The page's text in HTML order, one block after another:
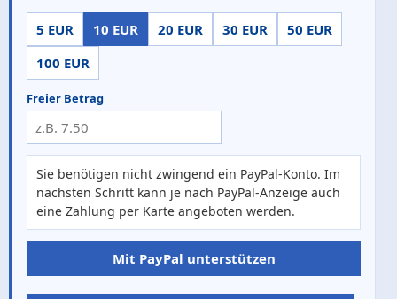
5 EUR 10 EUR 20 EUR 30 EUR
50 EUR
100 EUR
Freier Betrag
Sie benötigen nicht zwingend ein PayPal-Konto. Im
nächsten Schritt kann je nach PayPal-Anzeige auch
eine Zahlung per Karte angeboten werden.
Mit PayPal unterstützen